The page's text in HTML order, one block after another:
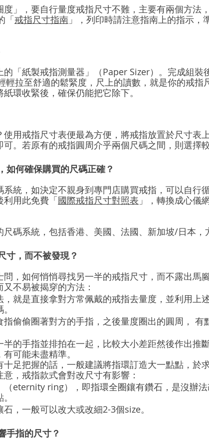
」，要自行量度戒指尺寸不難，主要有兩個方法
「戒指尺寸指南 」，列印時請注意指南上的指示，
「紙製戒指測量器」（Paper Sizer）。完成組裝
輕拉至舒適的鬆緊度，尺上的讀數，就是你的戒指
環收緊後，確保仍能把它除下。
用戒指尺寸表便最為方便，將戒指放置於尺寸表
。若原有的戒指圓周介乎兩個尺碼之間，則選擇較
如何確保購買的尺碼正確？
統，如決定不親身到專門店購買戒指，可以自行
利用此免費「國際戒指尺寸對照表 」，轉換成心儀
碼系統，包括香港、美國、法國、新加坡/日本，
寸，而不被發現？
，如何悄悄尋找另一半的戒指尺寸，而不露出馬
不易被揭穿的方法：
就是直接拿對方常佩戴的戒指去量度，並利用上
指偷偷圈著對方的手指，之後量度圈出的圓周， 有
半的手指並排拍在一起，比較大小差距然後作出推
可能未盡精準。
足把握的話，一般建議將指環訂造大一點點，於
，戒指款式會對改尺寸有影響：
（eternity ring），即指環全圈鑲有鑽石，是沒辦
，一般可以改大或改細2-3個size。
手指的尺寸？